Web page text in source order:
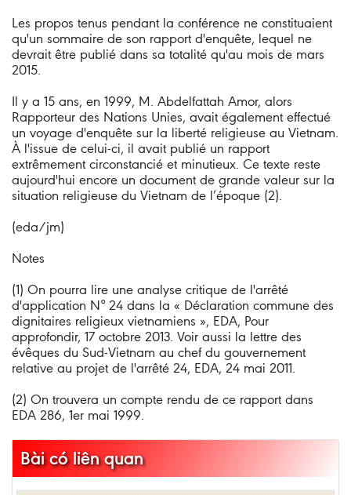
Les propos tenus pendant la conférence ne constituaient
qu'un sommaire de son rapport d'enquête, lequel ne
devrait être publié dans sa totalité qu'au mois de mars
2015.
Il y a 15 ans, en 1999, M. Abdelfattah Amor, alors
Rapporteur des Nations Unies, avait également effectué
un voyage d'enquête sur la liberté religieuse au Vietnam.
À l'issue de celui-ci, il avait publié un rapport
extrêmement circonstancié et minutieux. Ce texte reste
aujourd'hui encore un document de grande valeur sur la
situation religieuse du Vietnam de l’époque (2).
(eda/jm)
Notes
(1) On pourra lire une analyse critique de l'arrêté
d'application N° 24 dans la « Déclaration commune des
dignitaires religieux vietnamiens », EDA, Pour
approfondir, 17 octobre 2013. Voir aussi la lettre des
évêques du Sud-Vietnam au chef du gouvernement
relative au projet de l'arrêté 24, EDA, 24 mai 2011.
(2) On trouvera un compte rendu de ce rapport dans
EDA 286, 1er mai 1999.
Bài có liên quan